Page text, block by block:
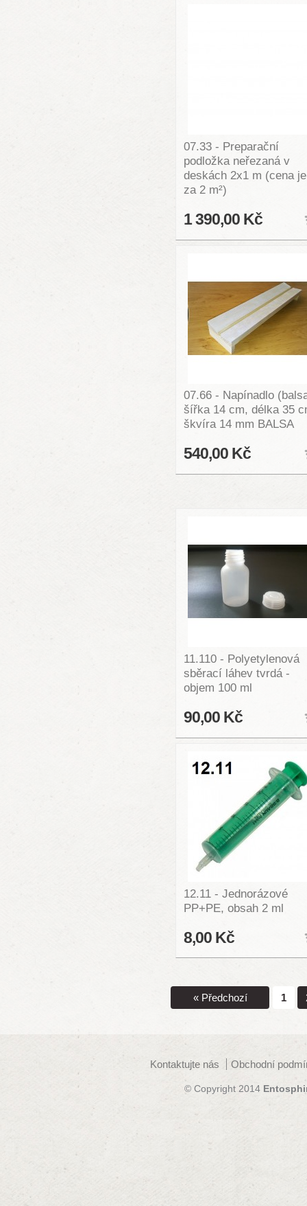
07.33 - Preparační
podložka neřezaná v
deskách 2x1 m (cena je
za 2 m²)
1 390,00 Kč
07.66 - Napínadlo
šířka 14 cm, délka 35
škvíra 14 mm BALSA
540,00 Kč
11.110 - Polyetylenová
sběrací láhev tvrdá -
objem 100 ml
90,00 Kč
12.11 - Jednorázové
PP+PE, obsah 2 ml
8,00 Kč
« Předchozí 1
Kontaktujte nás Obchodní
© Copyright 2014